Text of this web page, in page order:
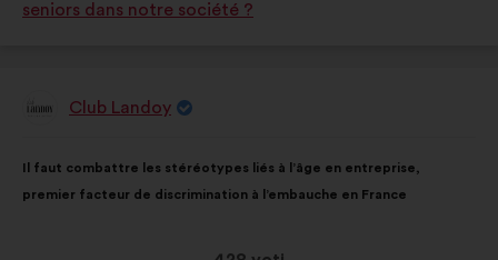
come:
seniors dans notre société ?
PropostaClub Landoy
della
mia
Il faut combattre les stéréotypes liés à l’âge en entreprise,
premier facteur de discrimination à l’embauche en France
ripartiti: